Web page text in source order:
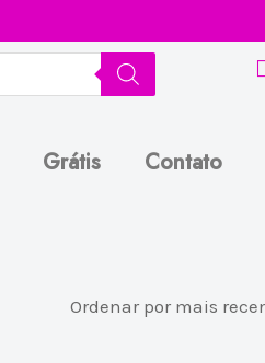
Grátis Contato